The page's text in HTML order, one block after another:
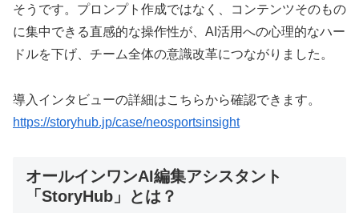
そうです。プロンプト作成ではなく、コンテンツそのもの
に集中できる直感的な操作性が、AI活用への心理的なハー
ドルを下げ、チーム全体の意識改革につながりました。
導入インタビューの詳細はこちらから確認できます。
https://storyhub.jp/case/neosportsinsight
オールインワンAI編集アシスタント
「StoryHub」とは？